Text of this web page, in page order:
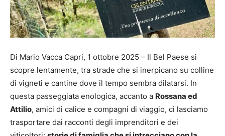
Di Mario Vacca Capri, 1 ottobre 2025 – Il Bel Paese si
scopre lentamente, tra strade che si inerpicano su colline
di vigneti e cantine dove il tempo sembra dilatarsi. In
questa passeggiata enologica, accanto a Rossana ed
Attilio, amici di calice e compagni di viaggio, ci lasciamo
trasportare dai racconti degli imprenditori e dei